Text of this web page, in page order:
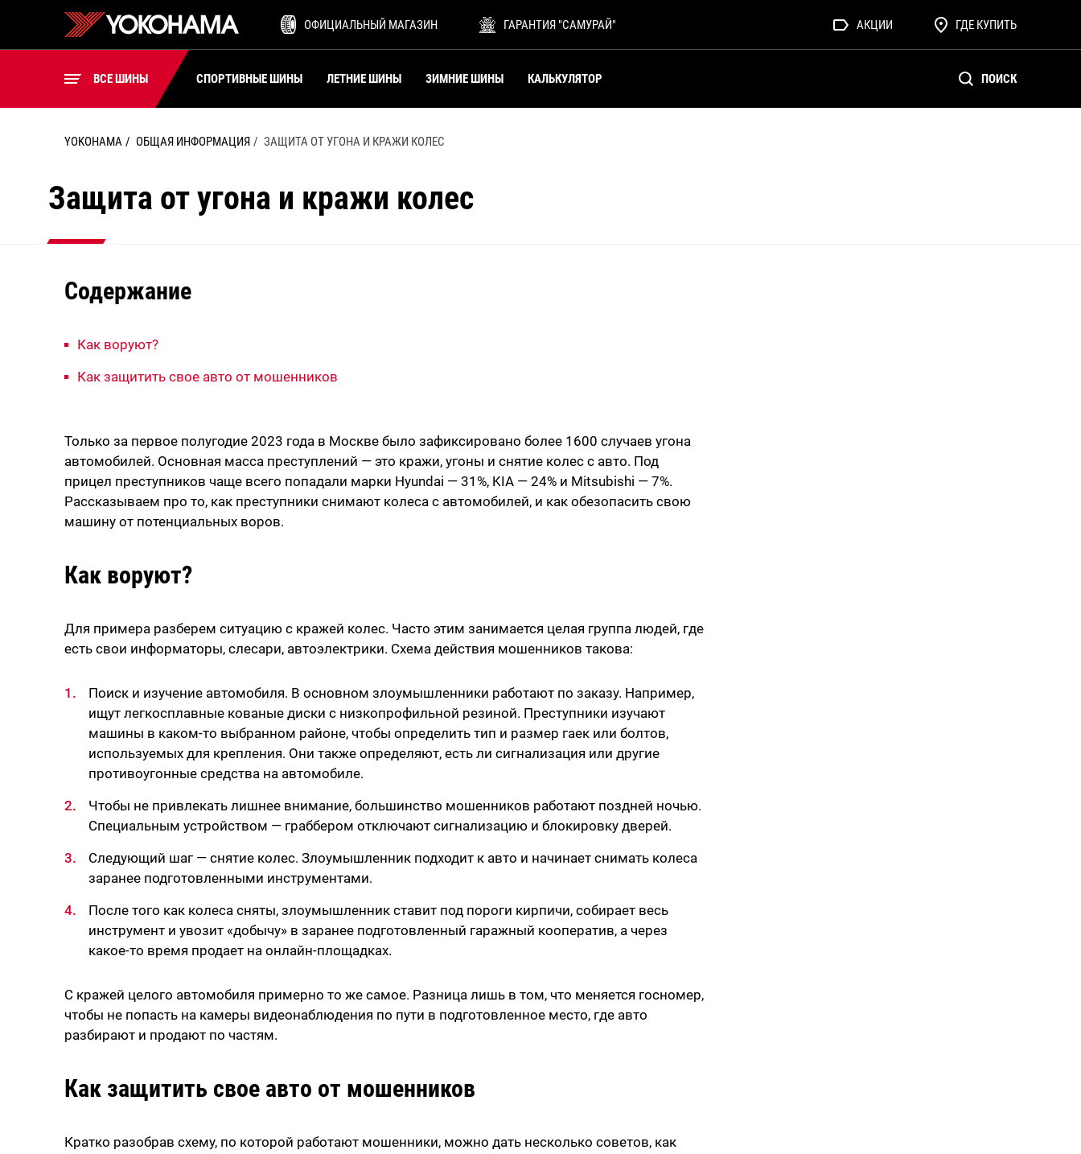
ОФИЦИАЛЬНЫЙ МАГАЗИН ГАРАНТИЯ "САМУРАЙ" АКЦИИ ГДЕ КУПИТЬ
ВСЕ ШИНЫ СПОРТИВНЫЕ ШИНЫ ЛЕТНИЕ ШИНЫ ЗИМНИЕ ШИНЫ КАЛЬКУЛЯТОР ПОИСК
ШИНЫ ДЛЯ ВИЛОЧНЫХ
ПОГРУЗЧИКОВ
YOKOHAMA ОБЩАЯ ИНФОРМАЦИЯ ЗАЩИТА ОТ УГОНА И КРАЖИ КОЛЕС
Защита от угона и кражи колес
Содержание
Как воруют?
Как защитить свое авто от мошенников
Только за первое полугодие 2023 года в Москве было зафиксировано более 1600 случаев угона
автомобилей. Основная масса преступлений — это кражи, угоны и снятие колес с авто. Под
прицел преступников чаще всего попадали марки Hyundai — 31%, KIA — 24% и Mitsubishi — 7%.
Рассказываем про то, как преступники снимают колеса с автомобилей, и как обезопасить свою
машину от потенциальных воров.
Как воруют?
Для примера разберем ситуацию с кражей колес. Часто этим занимается целая группа людей, где
есть свои информаторы, слесари, автоэлектрики. Схема действия мошенников такова:
Поиск и изучение автомобиля. В основном злоумышленники работают по заказу. Например,
ищут легкосплавные кованые диски с низкопрофильной резиной. Преступники изучают
машины в каком-то выбранном районе, чтобы определить тип и размер гаек или болтов,
используемых для крепления. Они также определяют, есть ли сигнализация или другие
противоугонные средства на автомобиле.
Чтобы не привлекать лишнее внимание, большинство мошенников работают поздней ночью.
Специальным устройством — граббером отключают сигнализацию и блокировку дверей.
Следующий шаг — снятие колес. Злоумышленник подходит к авто и начинает снимать колеса
заранее подготовленными инструментами.
После того как колеса сняты, злоумышленник ставит под пороги кирпичи, собирает весь
инструмент и увозит «добычу» в заранее подготовленный гаражный кооператив, а через
какое-то время продает на онлайн-площадках.
С кражей целого автомобиля примерно то же самое. Разница лишь в том, что меняется госномер,
чтобы не попасть на камеры видеонаблюдения по пути в подготовленное место, где авто
разбирают и продают по частям.
Как защитить свое авто от мошенников
Кратко разобрав схему, по которой работают мошенники, можно дать несколько советов, как